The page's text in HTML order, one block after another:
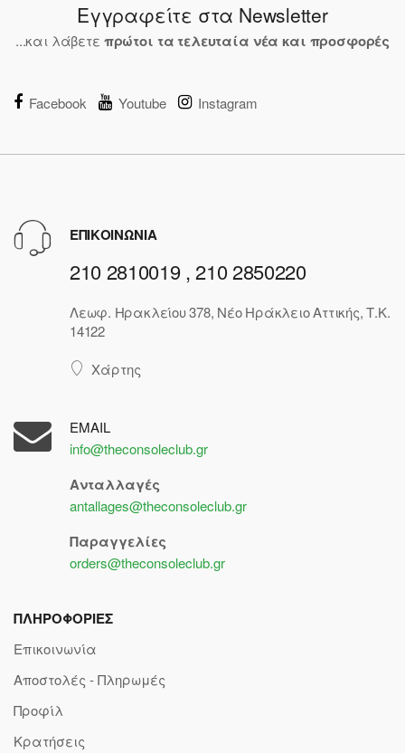
Εγγραφείτε στα Newsletter
...και λάβετε πρώτοι τα τελευταία νέα και προσφορές
Facebook Youtube Instagram
ΕΠΙΚΟΙΝΩΝΙΑ
210 2810019 , 210 2850220
Λεωφ. Ηρακλείου 378, Νέο Ηράκλειο Αττικής, Τ.Κ.
14122
Χάρτης
EMAIL
info@theconsoleclub.gr
Ανταλλαγές
antallages@theconsoleclub.gr
Παραγγελίες
orders@theconsoleclub.gr
ΠΛΗΡΟΦΟΡΙΕΣ
Επικοινωνία
Αποστολές - Πληρωμές
Προφίλ
Κρατήσεις